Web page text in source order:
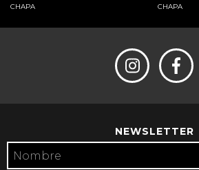
CHAPA CHAPA
NEWSLETTER